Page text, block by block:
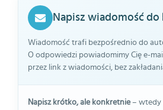
Napisz wiadomość
Wiadomość trafi bezpośrednio do
O odpowiedzi powiadomimy Cię e-
przez link z wiadomości, bez
Napisz krótko, ale konkretnie– wtedy